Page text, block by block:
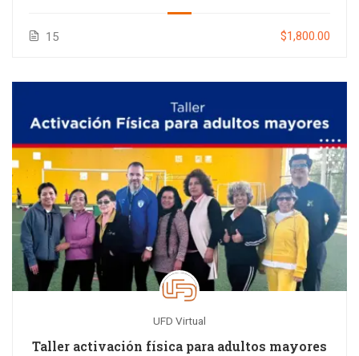
15 $1,800.00
UFD Virtual
Taller activación física para adultos mayores